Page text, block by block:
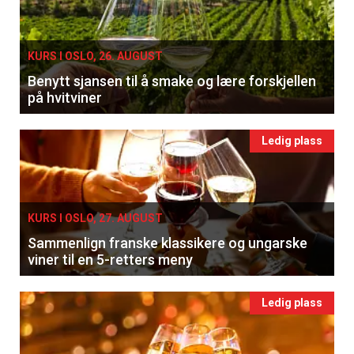
KURS I OSLO, 26. AUGUST
Benytt sjansen til å smake og lære forskjellen
på hvitviner
Ledig plass
KURS I OSLO, 27. AUGUST
Sammenlign franske klassikere og ungarske
viner til en 5-retters meny
Ledig plass